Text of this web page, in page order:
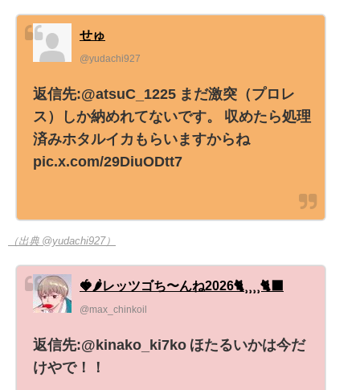
せゅ
@yudachi927
返信先:@atsuC_1225 まだ激突（プロレ
ス）しか納めれてないです。 収めたら処理
済みホタルイカもらいますからね
pic.x.com/29DiuODtt7
（出典 @yudachi927）
🍓🌶レッツゴち〜んね2026🐈⸒⸒⸒⸒🐈‍⬛
@max_chinkoil
返信先:@kinako_ki7ko ほたるいかは今だ
けやで！！